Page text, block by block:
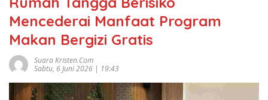
Mencederai Manfaat Program
Makan Bergizi Gratis
Suara Kristen.com
Sabtu, 6 Juni 2026 | 19:43